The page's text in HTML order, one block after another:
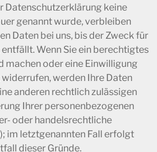
Datenschutzerklärung keine
genannt wurde, verbleiben
Daten bei uns, bis der Zweck für
Wenn Sie ein berechtigtes
machen oder eine Einwilligung
werden Ihre Daten
anderen rechtlich zulässigen
Ihrer personenbezogenen
oder handelsrechtliche
im letztgenannten Fall erfolgt
dieser Gründe.